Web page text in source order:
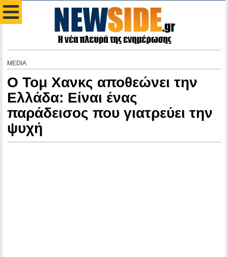
MEDIA
Ο Τομ Χανκς αποθεώνει την
Ελλάδα: Είναι ένας
παράδεισος που γιατρεύει την
ψυχή